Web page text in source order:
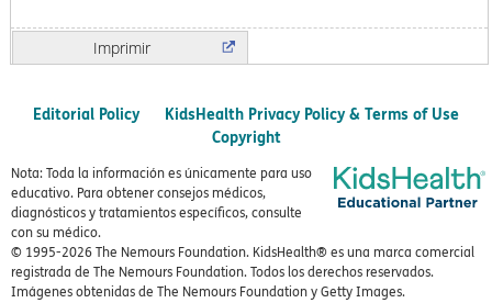
Imprimir
Editorial Policy
KidsHealth Privacy Policy & Terms of Use
Copyright
Nota: Toda la información es únicamente para uso
educativo. Para obtener consejos médicos,
diagnósticos y tratamientos específicos, consulte
con su médico.
© 1995-2026 The Nemours Foundation. KidsHealth® es una marca comercial
registrada de The Nemours Foundation. Todos los derechos reservados.
Imágenes obtenidas de The Nemours Foundation y Getty Images.